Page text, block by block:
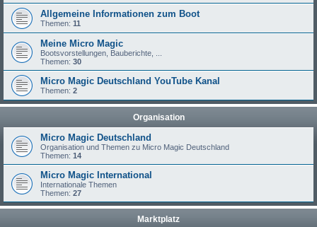
Allgemeine Informationen zum Boot
Themen: 11
Meine Micro Magic
Bootsvorstellungen, Bauberichte, ...
Themen: 30
Micro Magic Deutschland YouTube Kanal
Themen: 2
Organisation
Micro Magic Deutschland
Organisation und Themen zu Micro Magic Deutschland
Themen: 14
Micro Magic International
Internationale Themen
Themen: 27
Marktplatz